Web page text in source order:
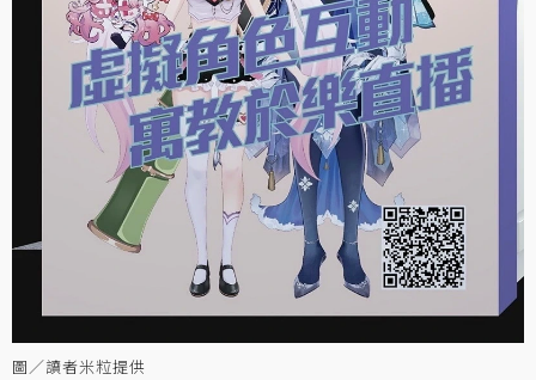
圖／讀者米粒提供